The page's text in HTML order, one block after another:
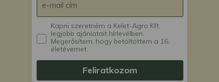
Kapni szeretném a Kelet-Agro Kft.
legjobb ajánlatait hírlevélben.
Megerősítem, hogy betöltöttem a 16.
életévemet.
Feliratkozom